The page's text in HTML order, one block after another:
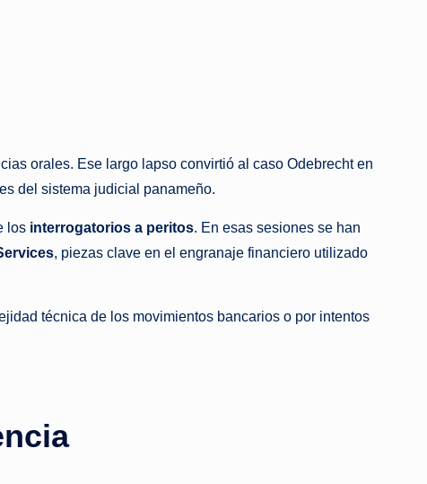
orales. Ese largo lapso convirtió al caso Odebrecht en
del sistema judicial panameño.
los interrogatorios a peritos. En esas sesiones se han
, piezas clave en el engranaje financiero utilizado
técnica de los movimientos bancarios o por intentos